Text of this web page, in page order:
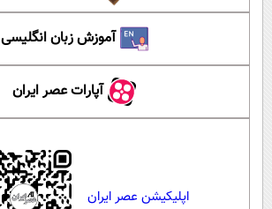
آموزش زبان انگلیسی
آپارات عصر ایران
اپلیکیشن عصر ایران